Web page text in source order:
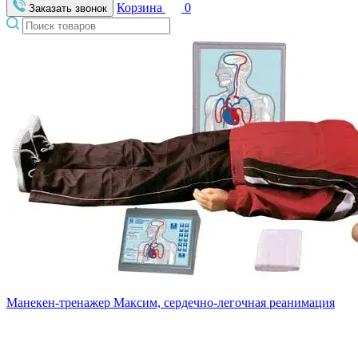
Заказать звонок Корзина 0
Манекен-тренажер Максим, сердечно-легочная реанимация